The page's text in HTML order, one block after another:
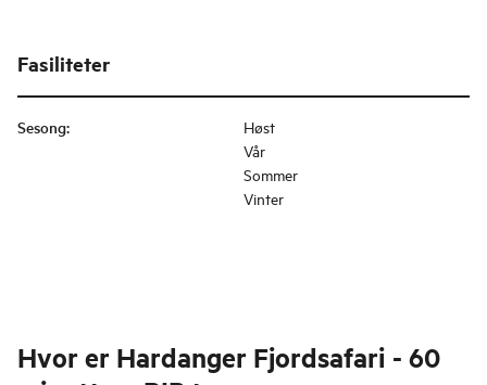
Fasiliteter
Sesong:
Høst
Vår
Sommer
Vinter
Hvor er Hardanger Fjordsafari - 60